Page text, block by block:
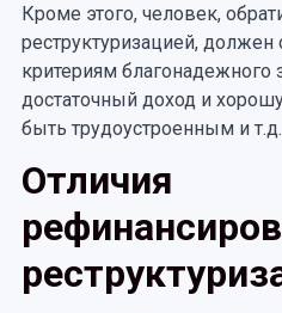
Кроме этого, человек,
реструктуризацией, должен
критериям благонадежного
достаточный доход и
быть трудоустроенным и т.д.
Отличия